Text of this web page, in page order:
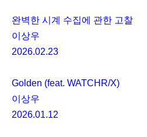
완벽한 시계 수집에 관한 고찰
이상우
2026.02.23
Golden (feat. WATCHR/X)
이상우
2026.01.12